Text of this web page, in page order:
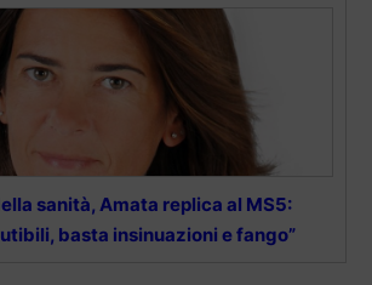
sanità, Amata replica al MS5:
basta insinuazioni e fango”